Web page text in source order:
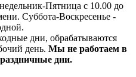
Пятница с 10.00 до
Суббота-Воскресенье -
дни, обрабатываются
день. Мы не работаем в
дни.